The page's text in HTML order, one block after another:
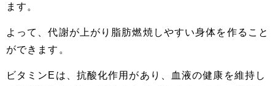
ます。
よって、代謝が上がり脂肪燃焼しやすい身体を作ること
ができます。
ビタミンEは、抗酸化作用があり、血液の健康を維持し